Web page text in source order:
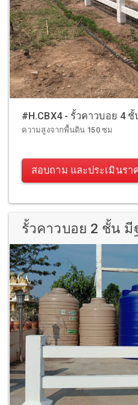
#H.CBX4 - รั้วคาวบอย 4
ความสูงจากพื้นดิน 150 ซม
สอบถาม และประเมินรา
รั้วคาวบอย 2 ชั้น มี